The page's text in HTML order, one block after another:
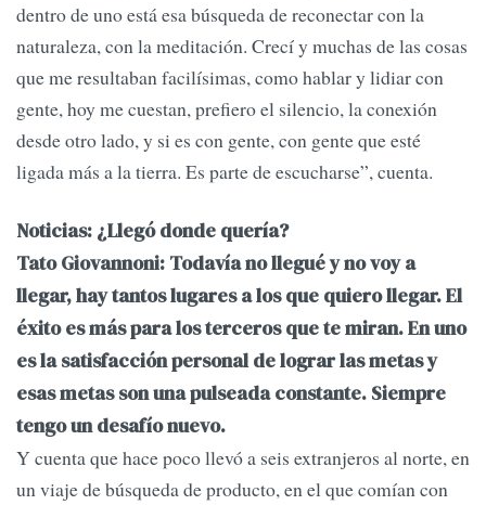
dentro de uno está esa búsqueda de reconectar con la
naturaleza, con la meditación. Crecí y muchas de las cosas
que me resultaban facilísimas, como hablar y lidiar con
gente, hoy me cuestan, prefiero el silencio, la conexión
desde otro lado, y si es con gente, con gente que esté
ligada más a la tierra. Es parte de escucharse”, cuenta.
Noticias: ¿Llegó donde quería?
Tato Giovannoni: Todavía no llegué y no voy a
llegar, hay tantos lugares a los que quiero llegar. El
éxito es más para los terceros que te miran. En uno
es la satisfacción personal de lograr las metas y
esas metas son una pulseada constante. Siempre
tengo un desafío nuevo.
Y cuenta que hace poco llevó a seis extranjeros al norte, en
un viaje de búsqueda de producto, en el que comían con